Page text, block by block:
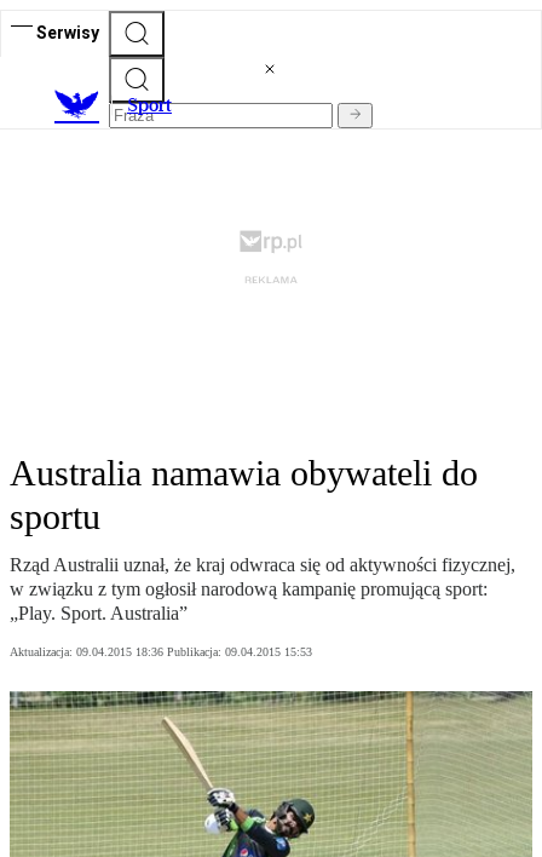
Serwisy
Sport
Australia namawia obywateli do
sportu
Rząd Australii uznał, że kraj odwraca się od aktywności fizycznej,
w związku z tym ogłosił narodową kampanię promującą sport:
„Play. Sport. Australia”
Aktualizacja: 09.04.2015 18:36 Publikacja: 09.04.2015 15:53